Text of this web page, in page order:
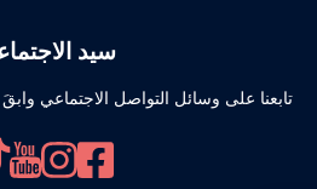
سيد
تابعنا على وسائل التواصل الاجتماعي